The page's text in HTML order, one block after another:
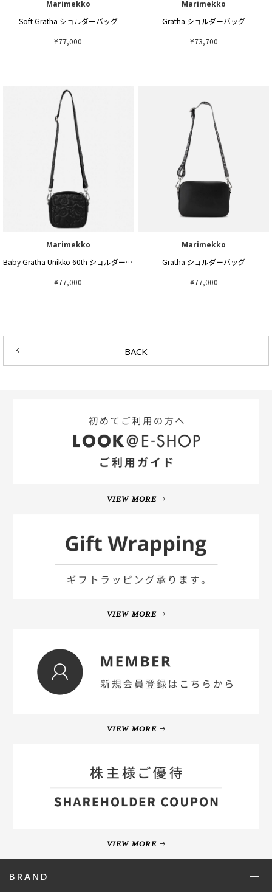
Marimekko
Soft Gratha ショルダーバッグ
¥77,000
Marimekko
Gratha ショルダーバッグ
¥73,700
Marimekko
Baby Gratha Unikko 60th ショルダーバッグ
¥77,000
Marimekko
Gratha ショルダーバッグ
¥77,000
BACK
VIEW MORE
VIEW MORE
VIEW MORE
VIEW MORE
BRAND